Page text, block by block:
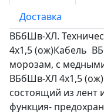
Доставка
ВБбШв-ХЛ.
4х1,5 (ож)Кабель
морозам, с
ВБбШв-ХЛ 4х1,5
состоящий из лент
функция-